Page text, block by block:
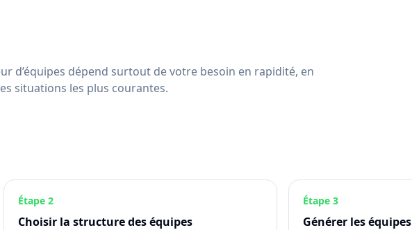
d’équipes dépend surtout de votre besoin en rapidité, en
situations les plus courantes.
Étape 2
Choisir la structure des équipes
Étape 3
Générer les équipes